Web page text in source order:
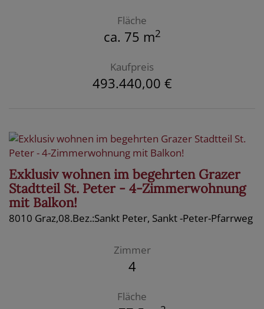
Fläche
ca. 75 m2
Kaufpreis
493.440,00 €
Exklusiv wohnen im begehrten Grazer
Stadtteil St. Peter - 4-Zimmerwohnung
mit Balkon!
8010 Graz,08.Bez.:Sankt Peter, Sankt -Peter-Pfarrweg
Zimmer
4
Fläche